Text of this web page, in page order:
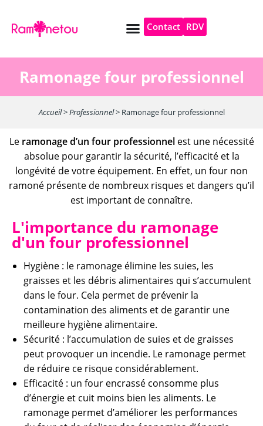
Contact RDV
Ramonage four professionnel
Accueil>Professionnel> Ramonage four professionnel
Leramonage d’un four professionnelest une nécessité
absolue pour garantir la sécurité, l’efficacité et la
longévité de votre équipement. En effet, un four non
ramoné présente de nombreux risques et dangers qu’il
est important de connaître.
L'importance du ramonage
d'un four professionnel
Hygiène : le ramonage élimine les suies, les
graisses et les débris alimentaires qui s’accumulent
dans le four. Cela permet de prévenir la
contamination des aliments et de garantir une
meilleure hygiène alimentaire.
Sécurité : l’accumulation de suies et de graisses
peut provoquer un incendie. Le ramonage permet
de réduire ce risque considérablement.
Efficacité : un four encrassé consomme plus
d’énergie et cuit moins bien les aliments. Le
ramonage permet d’améliorer les performances